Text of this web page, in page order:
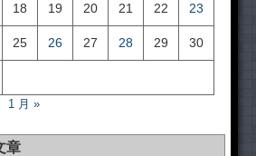
18 19 20 21 22 23
25 26 27 28 29 30
1 月 »
章